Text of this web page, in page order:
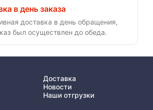
в день заказа
доставка в день обращения,
был осуществлен до обеда.
Доставка
Новости
Наши отгрузки